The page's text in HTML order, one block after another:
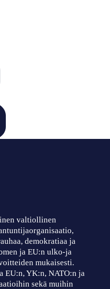
valtiollinen
demokratiaa ja
ja EU:n ulko-ja
mukaisesti.
EU:n, YK:n, NATO:n ja
sekä muihin